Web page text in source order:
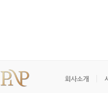
회사소개